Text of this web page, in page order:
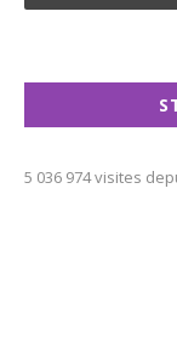
5 036 974 visites